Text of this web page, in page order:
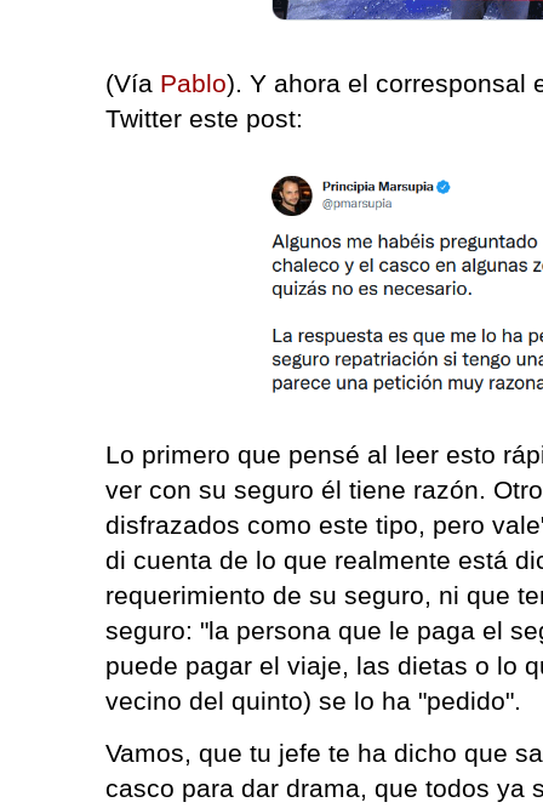
(Vía Pablo). Y ahora el corresponsal
Twitter este post:
Lo primero que pensé al leer esto
ver con su seguro él tiene razón.
disfrazados como este tipo, pero
di cuenta de lo que realmente está
requerimiento de su seguro, ni que
seguro: "la persona que le paga el
puede pagar el viaje, las dietas o lo
vecino del quinto) se lo ha "pedido".
Vamos, que tu jefe te ha dicho que
casco para dar drama, que todos ya